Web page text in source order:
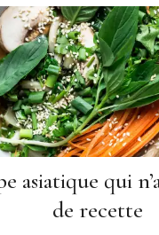
asiatique qui
de recette